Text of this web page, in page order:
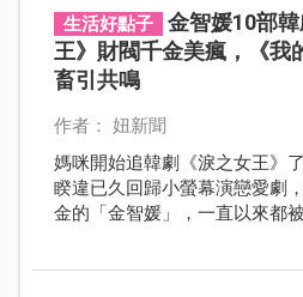
生活好點子
金智媛10部
王》財閥千金美瘋，《我
畜引共鳴
作者： 妞新聞
媽咪開始追韓劇《淚之女王》
睽違已久回歸小螢幕演戀愛劇
金的「金智媛」，一直以來都